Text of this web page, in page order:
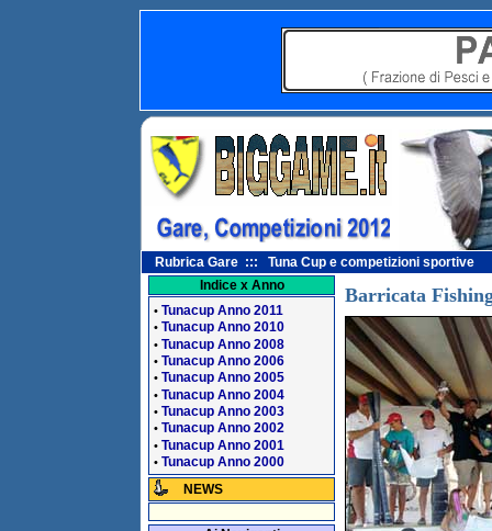
Rubrica Gare ::: Tuna Cup e competizioni sportive
Indice x Anno
• Tunacup Anno 2011
• Tunacup Anno 2010
• Tunacup Anno 2008
• Tunacup Anno 2006
• Tunacup Anno 2005
• Tunacup Anno 2004
• Tunacup Anno 2003
• Tunacup Anno 2002
• Tunacup Anno 2001
• Tunacup Anno 2000
NEWS
Barricata